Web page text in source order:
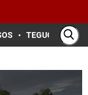
TEGUCIGALPA